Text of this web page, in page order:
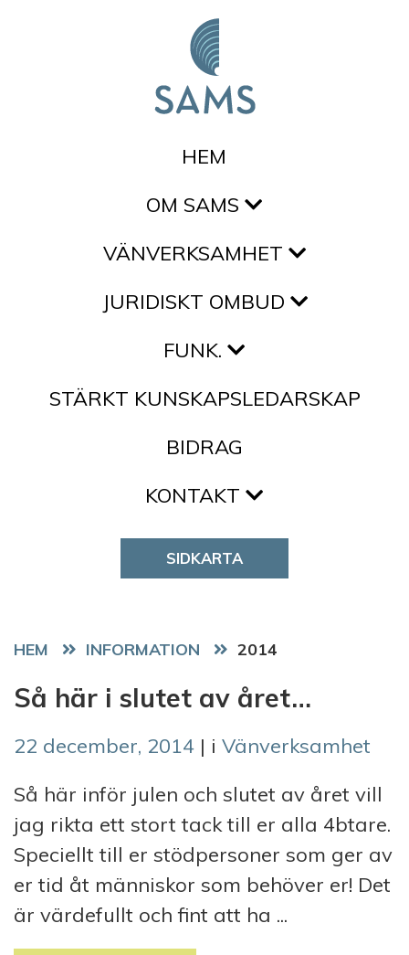
HEM
OM SAMS
VÄNVERKSAMHET
JURIDISKT OMBUD
FUNK.
STÄRKT KUNSKAPSLEDARSKAP
BIDRAG
KONTAKT
SIDKARTA
HEM 2014
Så här i slutet av året…
22 december, 2014 | i Vänverksamhet
Så här inför julen och slutet av året vill
jag rikta ett stort tack till er alla 4btare.
Speciellt till er stödpersoner som ger av
er tid åt människor som behöver er! Det
är värdefullt och fint att ha ...